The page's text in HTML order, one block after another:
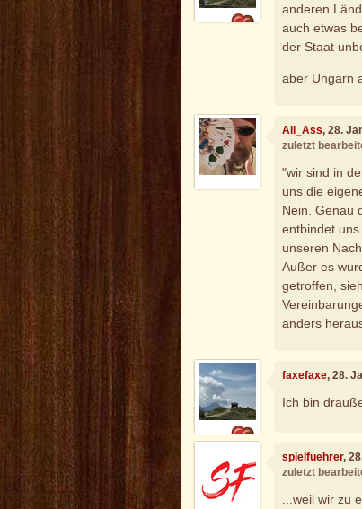
anderen
auch etwas
der Staat
aber Ungarn
Ali_Ass, 28.
zuletzt
"wir sind in
uns die
Nein. Genau
entbindet
unseren
Außer es
getroffen,
anders
faxefaxe, 28.
Ich bin
spielfuehrer,
zuletzt
...weil wir zu